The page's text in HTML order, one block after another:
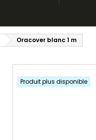
Oracover blanc 1 m
Produit plus disponible